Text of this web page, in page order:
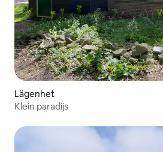
Lägenhet
Klein paradijs